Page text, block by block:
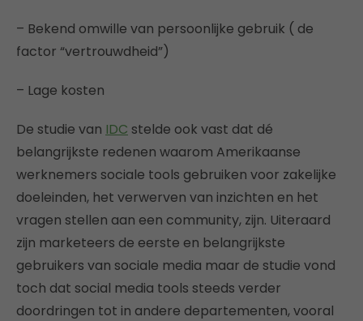
– Bekend omwille van persoonlijke gebruik ( de
factor “vertrouwdheid”)
– Lage kosten
De studie van IDC stelde ook vast dat dé
belangrijkste redenen waarom Amerikaanse
werknemers sociale tools gebruiken voor zakelijke
doeleinden, het verwerven van inzichten en het
vragen stellen aan een community, zijn. Uiteraard
zijn marketeers de eerste en belangrijkste
gebruikers van sociale media maar de studie vond
toch dat social media tools steeds verder
doordringen tot in andere departementen, vooral